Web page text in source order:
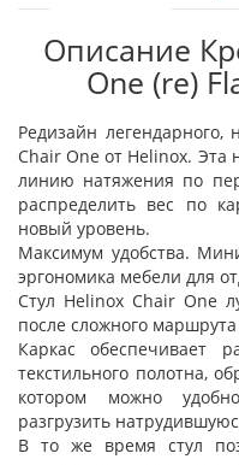
Описание
One (re)
Редизайн легендарного,
Chair One от Helinox. Эта
линию натяжения по
распределить вес по
новый уровень.
Максимум удобства.
эргономика мебели для
Стул Helinox Chair One
после сложного
Каркас обеспечивает
текстильного полотна,
котором можно
разгрузить
В то же время стул